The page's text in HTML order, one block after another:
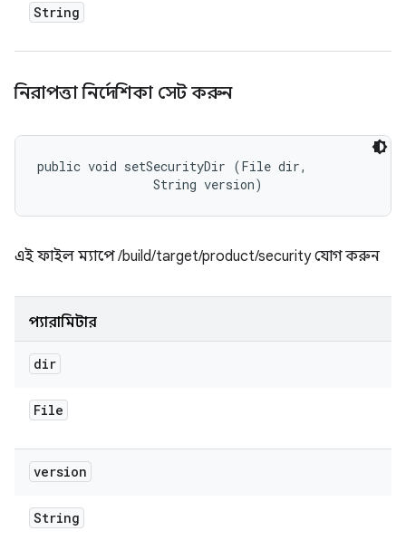
String
নিরাপত্তা নির্দেশিকা সেট করুন
public void setSecurityDir (File dir,
                String version)
এই ফাইল ম্যাপে /build/target/product/security যোগ করুন
প্যারামিটার
dir
File
version
String